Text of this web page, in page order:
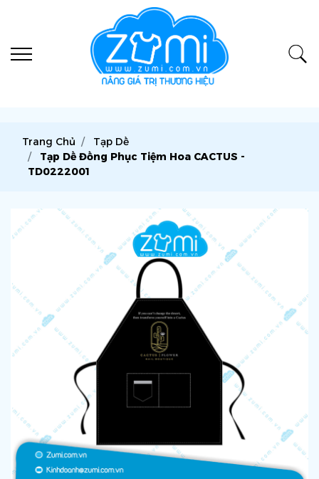
Trang Chủ
Tạp Dề
Tạp Dề Đồng Phục Tiệm Hoa CACTUS -
TD0222001